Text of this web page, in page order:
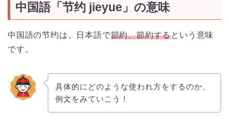
中国語「节约 jieyue」の意味
中国語の节约は、日本語で節約、節約するという意味
です。
具体的にどのような使われ方をするのか、
例文をみていこう！